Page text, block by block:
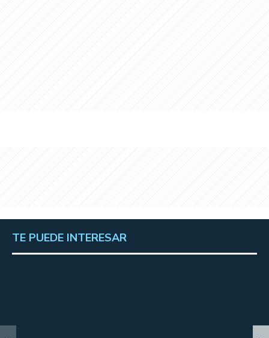
TE PUEDE INTERESAR